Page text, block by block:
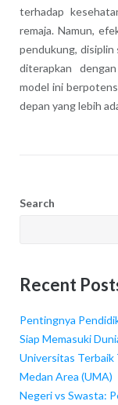
terhadap
remaja. Namun,
pendukung, disiplin
diterapkan
model ini
depan yang lebih
Search
Recent
Pentingnya
Siap Memasuki
Universitas Terbaik
Medan Area (UMA)
Negeri vs Swasta: